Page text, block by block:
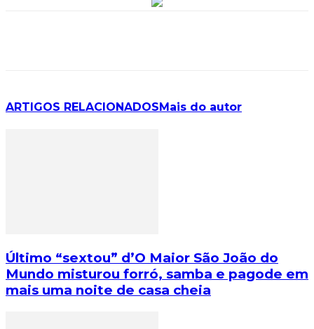
ARTIGOS RELACIONADOS Mais do autor
Último “sextou” d’O Maior São João do
Mundo misturou forró, samba e pagode em
mais uma noite de casa cheia